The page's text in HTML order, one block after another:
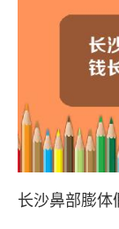
长沙鼻部膨